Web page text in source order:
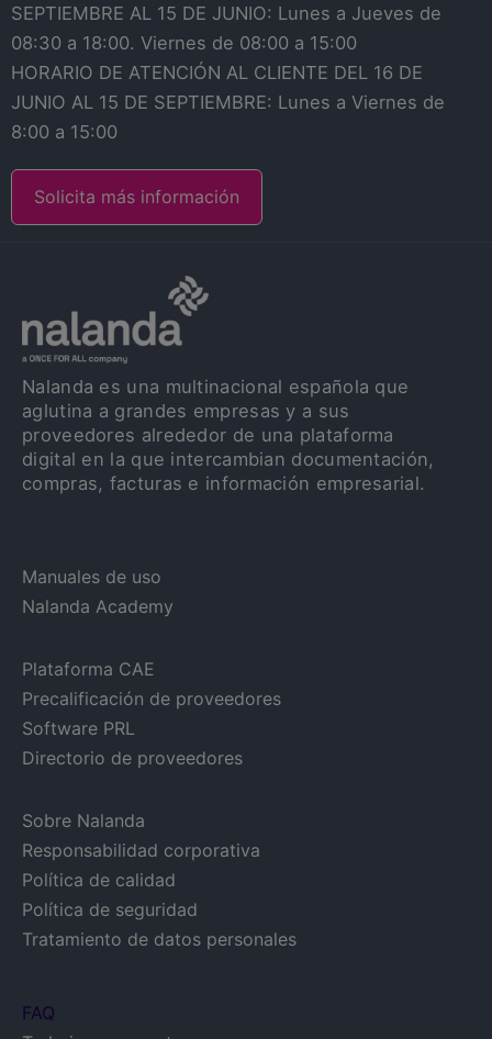
SEPTIEMBRE AL 15 DE JUNIO: Lunes a Jueves de
08:30 a 18:00. Viernes de 08:00 a 15:00
HORARIO DE ATENCIÓN AL CLIENTE DEL 16 DE
JUNIO AL 15 DE SEPTIEMBRE: Lunes a Viernes de
8:00 a 15:00
Solicita más información
Nalanda es una multinacional española que
aglutina a grandes empresas y a sus
proveedores alrededor de una plataforma
digital en la que intercambian documentación,
compras, facturas e información empresarial.
Manuales de uso
Nalanda Academy
Plataforma CAE
Precalificación de proveedores
Software PRL
Directorio de proveedores
Sobre Nalanda
Responsabilidad corporativa
Política de calidad
Política de seguridad
Tratamiento de datos personales
FAQ